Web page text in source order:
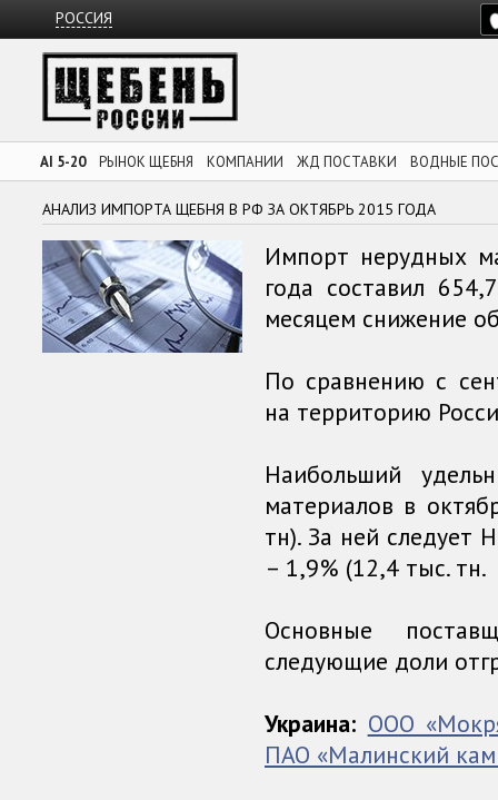
РОССИЯ
AI 5-20 РЫНОК ЩЕБНЯ КОМПАНИИ ЖД ПОСТАВКИ ВОДНЫЕ
АНАЛИЗ ИМПОРТА ЩЕБНЯ В РФ ЗА ОКТЯБРЬ 2015 ГОДА
Импорт нерудных
года составил
месяцем снижение
По сравнению с
на территорию
Наибольший
материалов в
тн). За ней следует
– 1,9% (12,4 тыс. тн.
Основные
следующие доли
Украина: ООО
ПАО «Малинский